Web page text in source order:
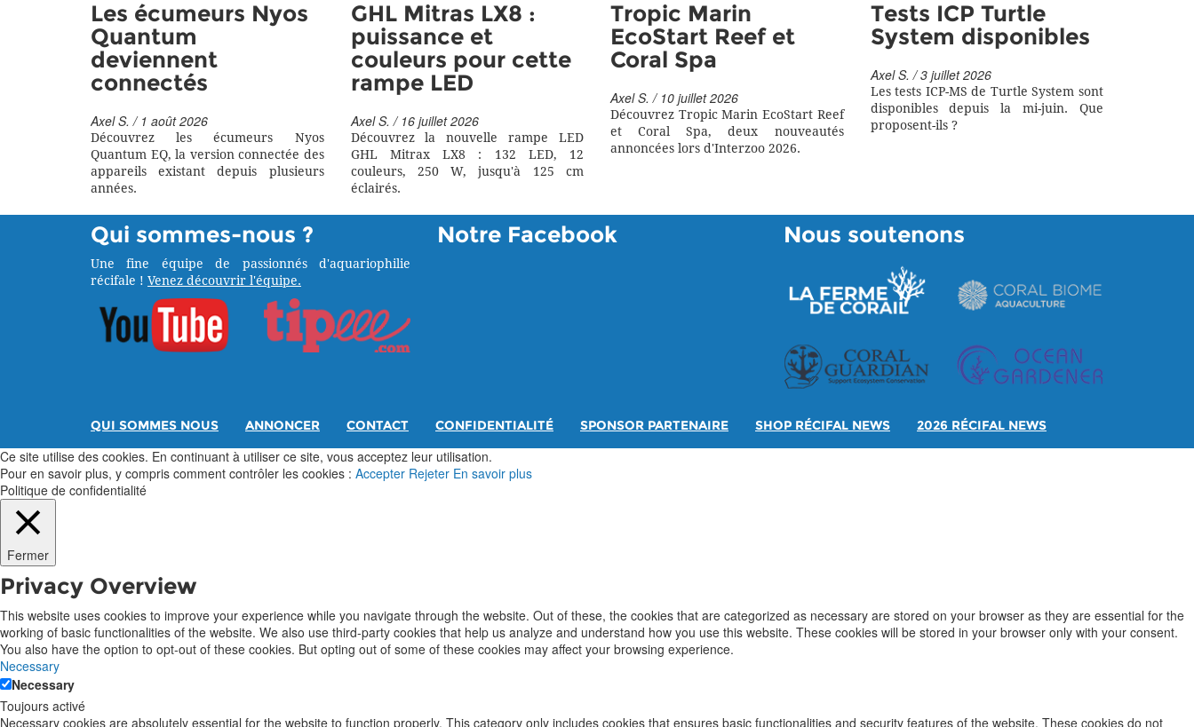
Les écumeurs Nyos
Quantum
deviennent
connectés
Axel S. / 1 août 2026
Découvrez les écumeurs Nyos
Quantum EQ, la version connectée des
appareils existant depuis plusieurs
années.
GHL Mitras LX8 :
puissance et
couleurs pour cette
rampe LED
Axel S. / 16 juillet 2026
Découvrez la nouvelle rampe LED
GHL Mitrax LX8 : 132 LED, 12
couleurs, 250 W, jusqu'à 125 cm
éclairés.
Tropic Marin
EcoStart Reef et
Coral Spa
Axel S. / 10 juillet 2026
Découvrez Tropic Marin EcoStart Reef
et Coral Spa, deux nouveautés
annoncées lors d'Interzoo 2026.
Tests ICP Turtle
System disponibles
Axel S. / 3 juillet 2026
Les tests ICP-MS de Turtle System sont
disponibles depuis la mi-juin. Que
proposent-ils ?
Qui sommes-nous ?
Une fine équipe de passionnés d'aquariophilie
récifale ! Venez découvrir l'équipe.
Notre Facebook Nous soutenons
QUI SOMMES NOUS ANNONCER CONTACT CONFIDENTIALITÉ SPONSOR PARTENAIRE SHOP RÉCIFAL NEWS 2026 RÉCIFAL NEWS
Ce site utilise des cookies. En continuant à utiliser ce site, vous acceptez leur utilisation.
Pour en savoir plus, y compris comment contrôler les cookies : Accepter Rejeter En savoir plus
Politique de confidentialité
Fermer
Privacy Overview
This website uses cookies to improve your experience while you navigate through the website. Out of these, the cookies that are categorized as necessary are stored on your browser as they are essential for the
working of basic functionalities of the website. We also use third-party cookies that help us analyze and understand how you use this website. These cookies will be stored in your browser only with your consent.
You also have the option to opt-out of these cookies. But opting out of some of these cookies may affect your browsing experience.
Necessary
Necessary
Toujours activé
Necessary cookies are absolutely essential for the website to function properly. This category only includes cookies that ensures basic functionalities and security features of the website. These cookies do not